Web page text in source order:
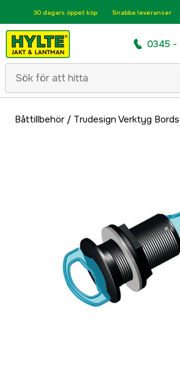
30 dagars öppet köp Snabba leveranser
0345 -
Båttillbehör/ Trudesign Verktyg